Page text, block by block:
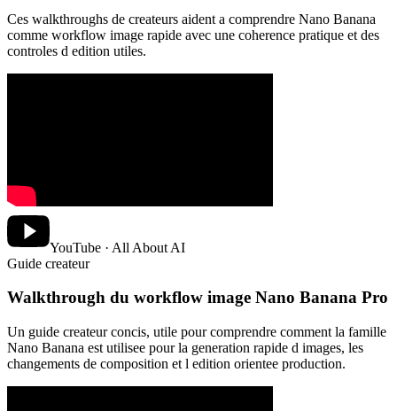
Ces walkthroughs de createurs aident a comprendre Nano Banana
comme workflow image rapide avec une coherence pratique et des
controles d edition utiles.
YouTube · All About AI
Guide createur
Walkthrough du workflow image Nano Banana Pro
Un guide createur concis, utile pour comprendre comment la famille
Nano Banana est utilisee pour la generation rapide d images, les
changements de composition et l edition orientee production.